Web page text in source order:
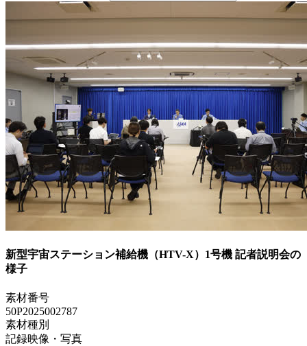
新型宇宙ステーション補給機（HTV-X）1号機 記者説明会の
様子
素材番号
50P2025002787
素材種別
記録映像・写真